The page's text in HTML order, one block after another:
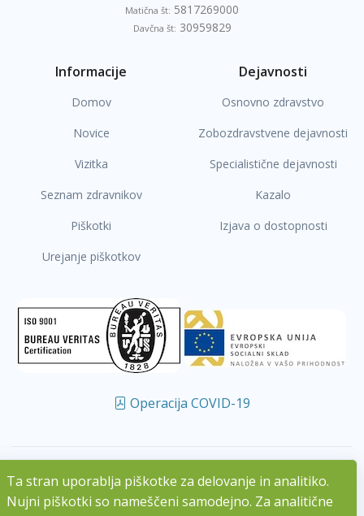
Ta stran uporablja piškotke za delovanje in analitiko.
Nujni piškotki so nameščeni samodejno. Za analitične
Matična št: 5817269000
Davčna št: 30959829
Informacije
Domov
Novice
Vizitka
Seznam zdravnikov
Piškotki
Urejanje piškotkov
Dejavnosti
Osnovno zdravstvo
Zobozdravstvene dejavnosti
Specialistične dejavnosti
Kazalo
Izjava o dostopnosti
Operacija COVID-19
02 585 14 00 info@zd-lju.si
Ta stran uporablja piškotke za delovanje in analitiko.
Nujni piškotki so nameščeni samodejno. Za analitične